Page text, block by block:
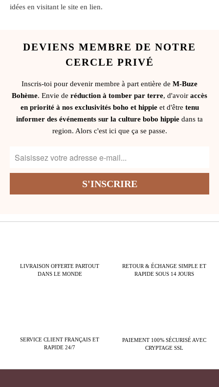
idées en visitant le site en lien.
DEVIENS MEMBRE DE NOTRE
CERCLE PRIVÉ
Inscris-toi pour devenir membre à part entière de M-Buze
Bohème. Envie de réduction à tomber par terre, d'avoir accès
en priorité à nos exclusivités boho et hippieet d'être tenu
informer des événements sur la culture bobo hippie dans ta
region. Alors c'est ici que ça se passe.
LIVRAISON OFFERTE PARTOUT
DANS LE MONDE
RETOUR & ÉCHANGE SIMPLE ET
RAPIDE SOUS 14 JOURS
SERVICE CLIENT FRANÇAIS ET
RAPIDE 24/7
PAIEMENT 100% SÉCURISÉ AVEC
CRYPTAGE SSL